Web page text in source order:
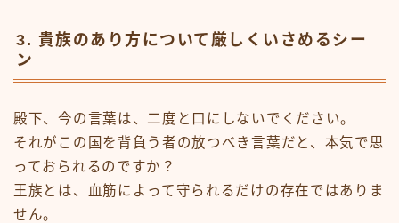
3. 貴族のあり方について厳しくいさめるシー
ン
殿下、今の言葉は、二度と口にしないでください。
それがこの国を背負う者の放つべき言葉だと、本気で思
っておられるのですか？
王族とは、血筋によって守られるだけの存在ではありま
せん。